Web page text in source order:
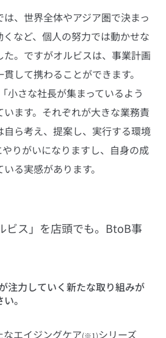
、世界全体やアジア圏で決まっ
など、個人の努力では動かせな
た。ですがオルビスは、事業計画
して携わることができます。
小さな社長が集まっているよう
ます。それぞれが大きな業務責
ら考え、提案し、実行する環境
りがいになりますし、自身の成
る実感があります。
ビス」を店頭でも。BtoB事
力していく新たな取り組みが
。
エイジングケア(※1)シリーズ